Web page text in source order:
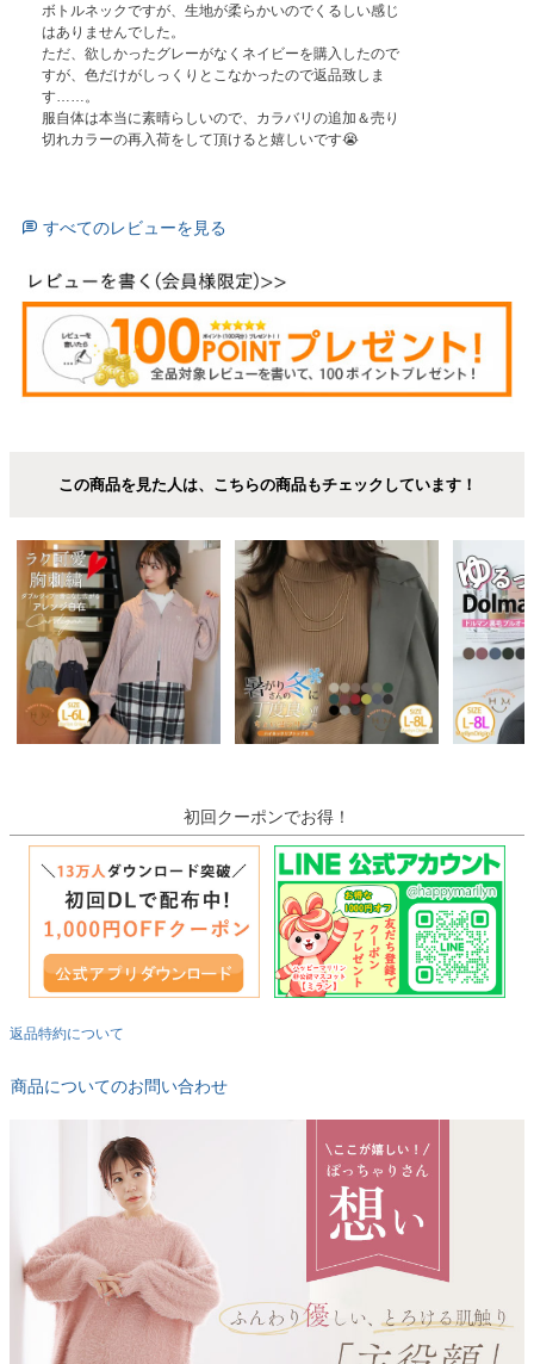
ボトルネックですが、生地が柔らかいのでくるしい感じ
はありませんでした。
ただ、欲しかったグレーがなくネイビーを購入したので
すが、色だけがしっくりとこなかったので返品致しま
す……。
服自体は本当に素晴らしいので、カラバリの追加＆売り
切れカラーの再入荷をして頂けると嬉しいです😭
すべてのレビューを見る
この商品を見た人は、こちらの商品もチェックしています！
初回クーポンでお得！
返品特約について
商品についてのお問い合わせ